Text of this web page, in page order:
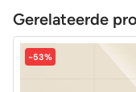
Gerelateerde
-53%